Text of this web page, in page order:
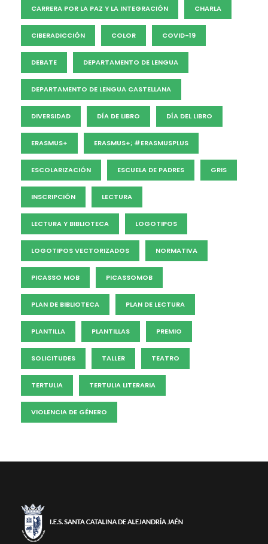
CARRERA POR LA PAZ Y LA INTEGRACIÓN CHARLA
CIBERADICCIÓN COLOR COVID-19
DEBATE DEPARTAMENTO DE LENGUA
DEPARTAMENTO DE LENGUA CASTELLANA
DIVERSIDAD DÍA DE LIBRO DÍA DEL LIBRO
ERASMUS+ ERASMUS+; #ERASMUSPLUS
ESCOLARIZACIÓN ESCUELA DE PADRES GRIS
INSCRIPCIÓN LECTURA
LECTURA Y BIBLIOTECA LOGOTIPOS
LOGOTIPOS VECTORIZADOS NORMATIVA
PICASSO MOB PICASSOMOB
PLAN DE BIBLIOTECA PLAN DE LECTURA
PLANTILLA PLANTILLAS PREMIO
SOLICITUDES TALLER TEATRO
TERTULIA TERTULIA LITERARIA
VIOLENCIA DE GÉNERO